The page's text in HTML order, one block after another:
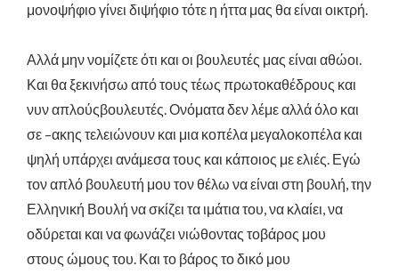
μονοψήφιο γίνει διψήφιο τότε η ήττα μας θα είναι οικτρή.
Αλλά μην νομίζετε ότι και οι βουλευτές μας είναι αθώοι.
Και θα ξεκινήσω από τους τέως πρωτοκαθέδρους και
νυναπλούςβουλευτές.Ονόματα δεν λέμε αλλά όλο και
σε –ακης τελειώνουν και μια κοπέλα μεγαλοκοπέλα και
ψηλή υπάρχει ανάμεσα τους και κάποιος με ελιές. Εγώ
τον απλό βουλευτή μου τον θέλω να είναι στη βουλή, την
Ελληνική Βουλή να σκίζει τα ιμάτια του, να κλαίει, να
οδύρεται και να φωνάζει νιώθοντας τοβάρος μου
στους ώμους του. Και το βάρος τοδικό μου